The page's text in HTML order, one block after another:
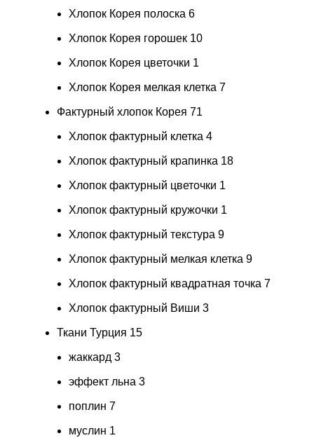
Хлопок Корея полоска 6
Хлопок Корея горошек 10
Хлопок Корея цветочки 1
Хлопок Корея мелкая клетка 7
Фактурный хлопок Корея 71
Хлопок фактурный клетка 4
Хлопок фактурный крапинка 18
Хлопок фактурный цветочки 1
Хлопок фактурный кружочки 1
Хлопок фактурный текстура 9
Хлопок фактурный мелкая клетка 9
Хлопок фактурный квадратная точка 7
Хлопок фактурный Виши 3
Ткани Турция 15
жаккард 3
эффект льна 3
поплин 7
муслин 1